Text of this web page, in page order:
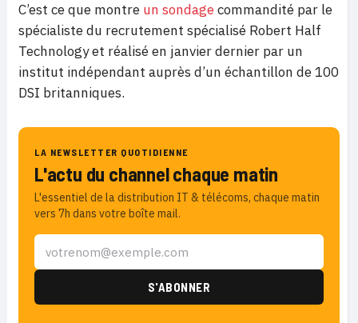
C’est ce que montre un sondagecommandité par le
spécialiste du recrutement spécialisé Robert Half
Technology et réalisé en janvier dernier par un
institut indépendant auprès d’un échantillon de 100
DSI britanniques.
LA NEWSLETTER QUOTIDIENNE
L'actu du channel chaque matin
L'essentiel de la distribution IT & télécoms, chaque matin
vers 7h dans votre boîte mail.